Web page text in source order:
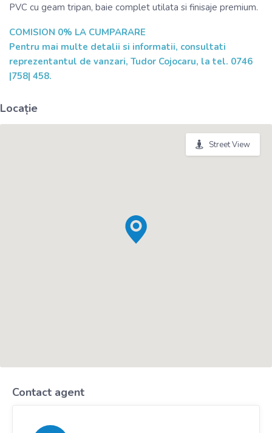
PVC cu geam tripan, baie complet utilata si finisaje premium.
COMISION 0% LA CUMPARARE
Pentru mai multe detalii si informatii, consultati
reprezentantul de vanzari, Tudor Cojocaru, la tel. 0746
|758| 458.
Locație
Street View
Contact agent